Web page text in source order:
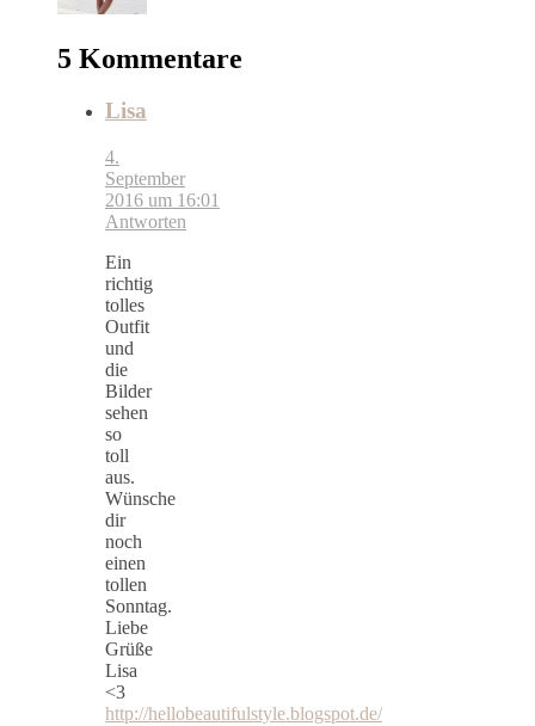
5 Kommentare
Lisa
4.
September
2016 um 16:01
Antworten
Ein
richtig
tolles
Outfit
und
die
Bilder
sehen
so
toll
aus.
Wünsche
dir
noch
einen
tollen
Sonntag.
Liebe
Grüße
Lisa
<3
http://hellobeautifulstyle.blogspot.de/